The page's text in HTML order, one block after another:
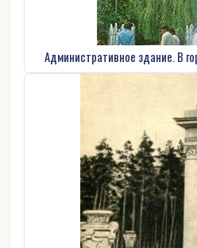
Административное здание. В